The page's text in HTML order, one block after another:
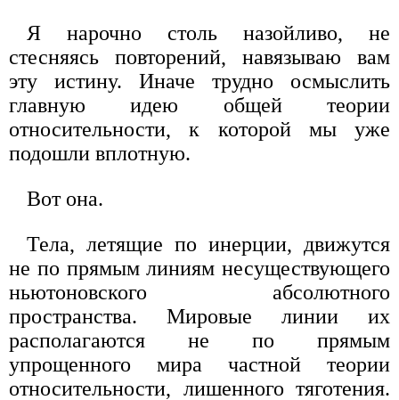
Я нарочно столь назойливо, не
стесняясь повторений, навязываю вам
эту истину. Иначе трудно осмыслить
главную идею общей теории
относительности, к которой мы уже
подошли вплотную.
Вот она.
Тела, летящие по инерции, движутся
не по прямым линиям несуществующего
ньютоновского абсолютного
пространства. Мировые линии их
располагаются не по прямым
упрощенного мира частной теории
относительности, лишенного тяготения.